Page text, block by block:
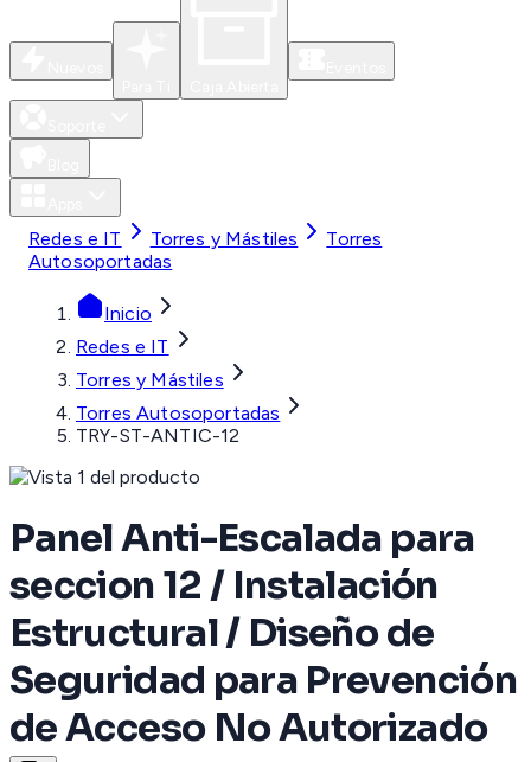
Redes e IT Torres y Mástiles
Torres
Autosoportadas
Inicio
Redes e IT
Torres y Mástiles
Torres Autosoportadas
TRY-ST-ANTIC-12
Panel Anti-Escalada para
seccion 12 / Instalación
Estructural / Diseño de
Seguridad para Prevención
de Acceso No Autorizado